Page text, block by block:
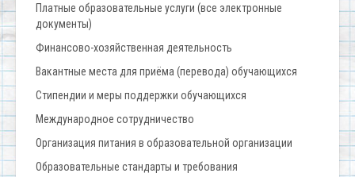
Платные образовательные услуги (все электронные
документы)
Финансово-хозяйственная деятельность
Вакантные места для приёма (перевода) обучающихся
Стипендии и меры поддержки обучающихся
Международное сотрудничество
Организация питания в образовательной организации
Образовательные стандарты и требования